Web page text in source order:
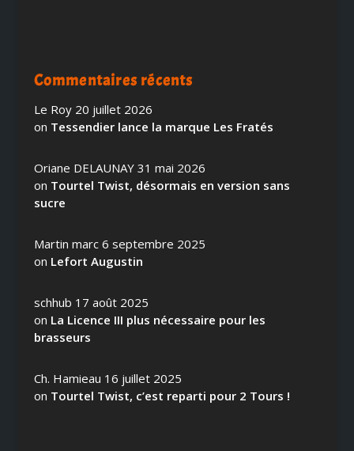
Commentaires récents
Le Roy 20 juillet 2026
on Tessendier lance la marque Les Fratés
Oriane DELAUNAY 31 mai 2026
on Tourtel Twist, désormais en version sans
sucre
Martin marc 6 septembre 2025
on Lefort Augustin
schhub 17 août 2025
on La Licence III plus nécessaire pour les
brasseurs
Ch. Hamieau 16 juillet 2025
on Tourtel Twist, c’est reparti pour 2 Tours !